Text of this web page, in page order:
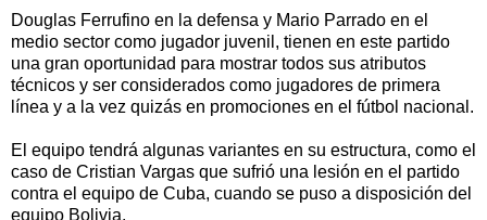
Douglas Ferrufino en la defensa y Mario Parrado en el
medio sector como jugador juvenil, tienen en este partido
una gran oportunidad para mostrar todos sus atributos
técnicos y ser considerados como jugadores de primera
línea y a la vez quizás en promociones en el fútbol nacional.
El equipo tendrá algunas variantes en su estructura, como el
caso de Cristian Vargas que sufrió una lesión en el partido
contra el equipo de Cuba, cuando se puso a disposición del
equipo Bolivia.